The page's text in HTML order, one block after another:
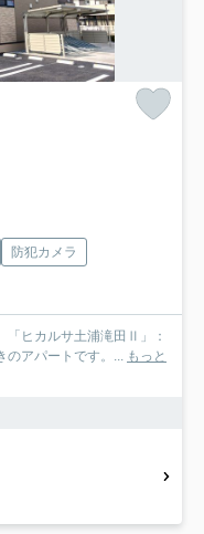
防犯カメラ
「ヒカルサ土浦滝田Ⅱ」：
のアパートです。... もっと